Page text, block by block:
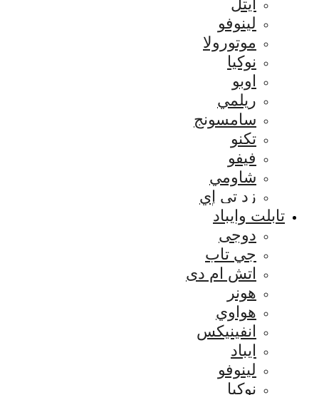
ايتل
لينوفو
موتورولا
نوكيا
اوبو
ريلمي
سامسونج
تكنو
فيفو
شاومي
زد تي إي
تابلت وايباد
دوجى
جي تاب
اتش ام دى
هونر
هواوي
انفينيكس
ايباد
لينوفو
نوكيا